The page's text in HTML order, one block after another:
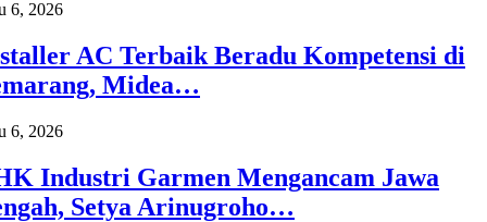
6, 2026
AC Terbaik Beradu Kompetensi di
Midea…
6, 2026
Industri Garmen Mengancam Jawa
Setya Arinugroho…